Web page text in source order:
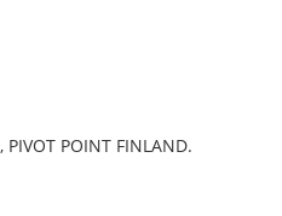
POINT FINLAND.